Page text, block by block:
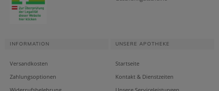
INFORMATION
Versandkosten
Zahlungsoptionen
UNSERE APOTHEKE
Startseite
Kontakt & Dienstzeiten